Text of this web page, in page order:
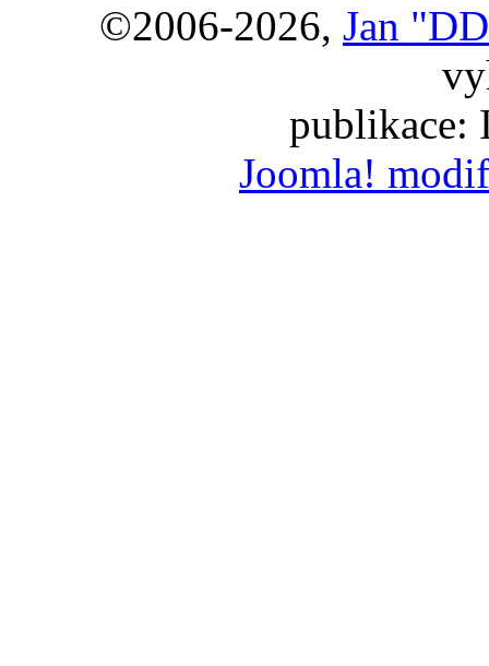
©2006-2026, Jan
publikace:
Joomla!